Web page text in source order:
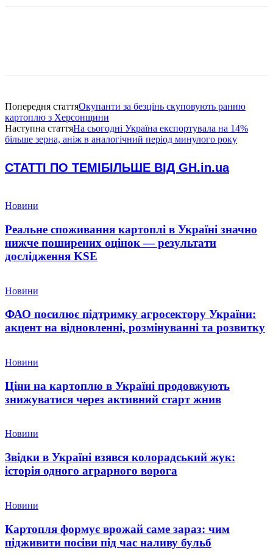
Попередня статтяОкупанти за безцінь скуповують ранню
картоплю з Херсонщини
Наступна статтяНа сьогодні Україна експортувала на 14%
більше зерна, аніж в аналогічний період минулого року
СТАТТІ ПО ТЕМІБІЛЬШЕ ВІД GH.in.ua
Новини
Реальне споживання картоплі в Україні значно
нижче поширених оцінок — результати
дослідження KSE
Новини
ФАО посилює підтримку агросектору України:
акцент на відновленні, розмінуванні та розвитку
Новини
Ціни на картоплю в Україні продовжують
знижуватися через активний старт жнив
Новини
Звідки в Україні взявся колорадський жук:
історія одного аграрного ворога
Новини
Картопля формує врожай саме зараз: чим
підживити посіви під час наливу бульб